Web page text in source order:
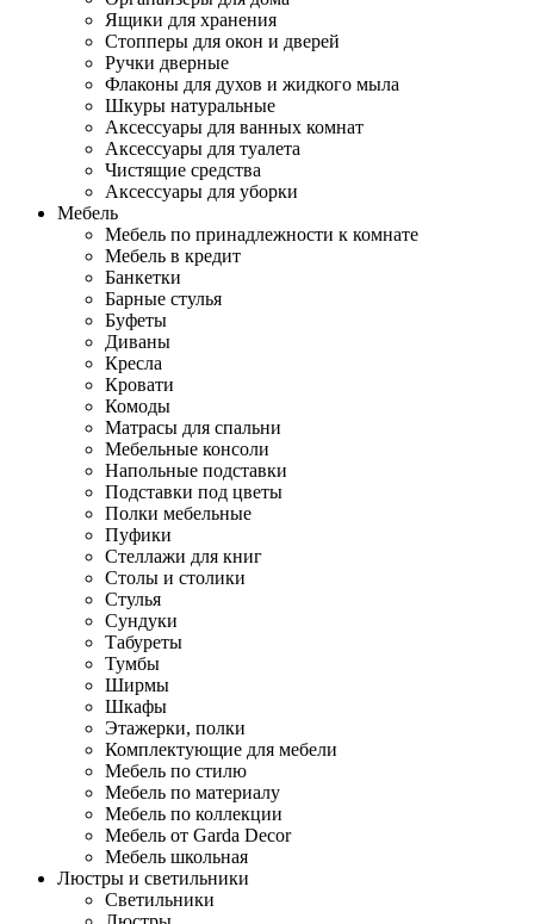
Ящики для хранения
Стопперы для окон и дверей
Ручки дверные
Флаконы для духов и жидкого мыла
Шкуры натуральные
Аксессуары для ванных комнат
Аксессуары для туалета
Чистящие средства
Аксессуары для уборки
Мебель
Мебель по принадлежности к комнате
Мебель в кредит
Банкетки
Барные стулья
Буфеты
Диваны
Кресла
Кровати
Комоды
Матрасы для спальни
Мебельные консоли
Напольные подставки
Подставки под цветы
Полки мебельные
Пуфики
Стеллажи для книг
Столы и столики
Стулья
Сундуки
Табуреты
Тумбы
Ширмы
Шкафы
Этажерки, полки
Комплектующие для мебели
Мебель по стилю
Мебель по материалу
Мебель по коллекции
Мебель от Garda Decor
Мебель школьная
Люстры и светильники
Светильники